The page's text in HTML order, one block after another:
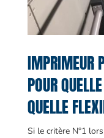
IMPRIMEUR
POUR
QUELLE
Si le critère N°1 lors